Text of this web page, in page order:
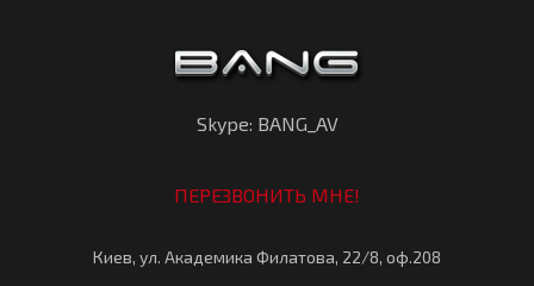
Skype: BANG_AV
ПЕРЕЗВОНИТЬ МНЕ!
Киев, ул. Академика Филатова, 22/8, оф.208